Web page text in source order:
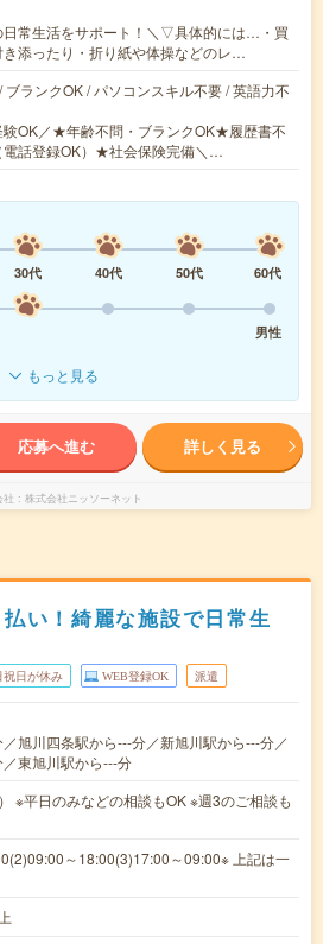
日常生活をサポート！＼▽具体的には…・買
き添ったり・折り紙や体操などのレ…
ブランクOK / パソコンスキル不要 / 英語力不
験OK／★年齢不問・ブランクOK★履歴書不
電話登録OK）★社会保険完備＼…
30代 40代 50代
60代
男性
もっと見る
応募へ進む 詳しく見る
株式会社ニッソーネット
払い！綺麗な施設で日常生
祝日が休み WEB登録OK 派遣
旭川四条駅から---分／新旭川駅から---分／
東旭川駅から---分
※平日のみなどの相談もOK ※週3のご相談も
～18:00(3)17:00～09:00※ 上記は一